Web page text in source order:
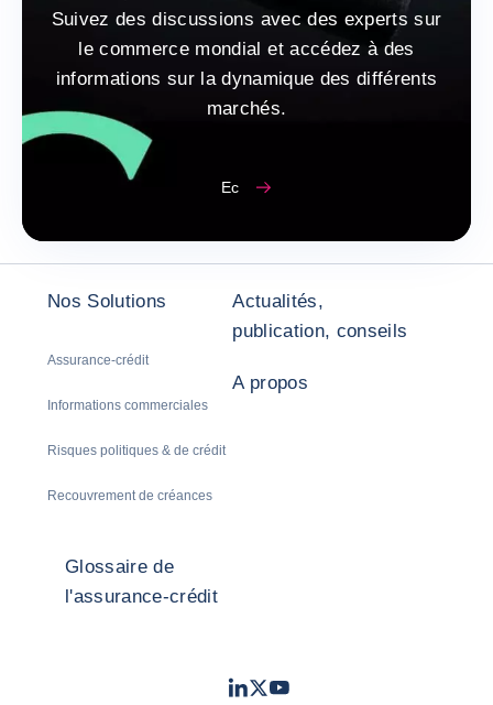
Suivez des discussions avec des experts sur
le commerce mondial et accédez à des
informations sur la dynamique des différents
marchés.
Ec
Nos Solutions
Assurance-crédit
Informations commerciales
Risques politiques & de crédit
Recouvrement de créances
Actualités,
publication, conseils
A propos
Glossaire de
l'assurance-crédit
LinkedIn
TwitterYoutube